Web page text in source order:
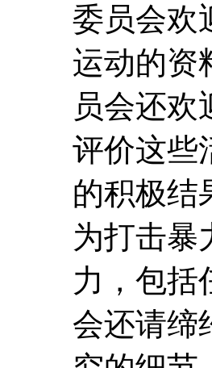
委员会欢
运动的资
员会还
评价这些
的积极结
为打击暴
力，包括
会还请缔